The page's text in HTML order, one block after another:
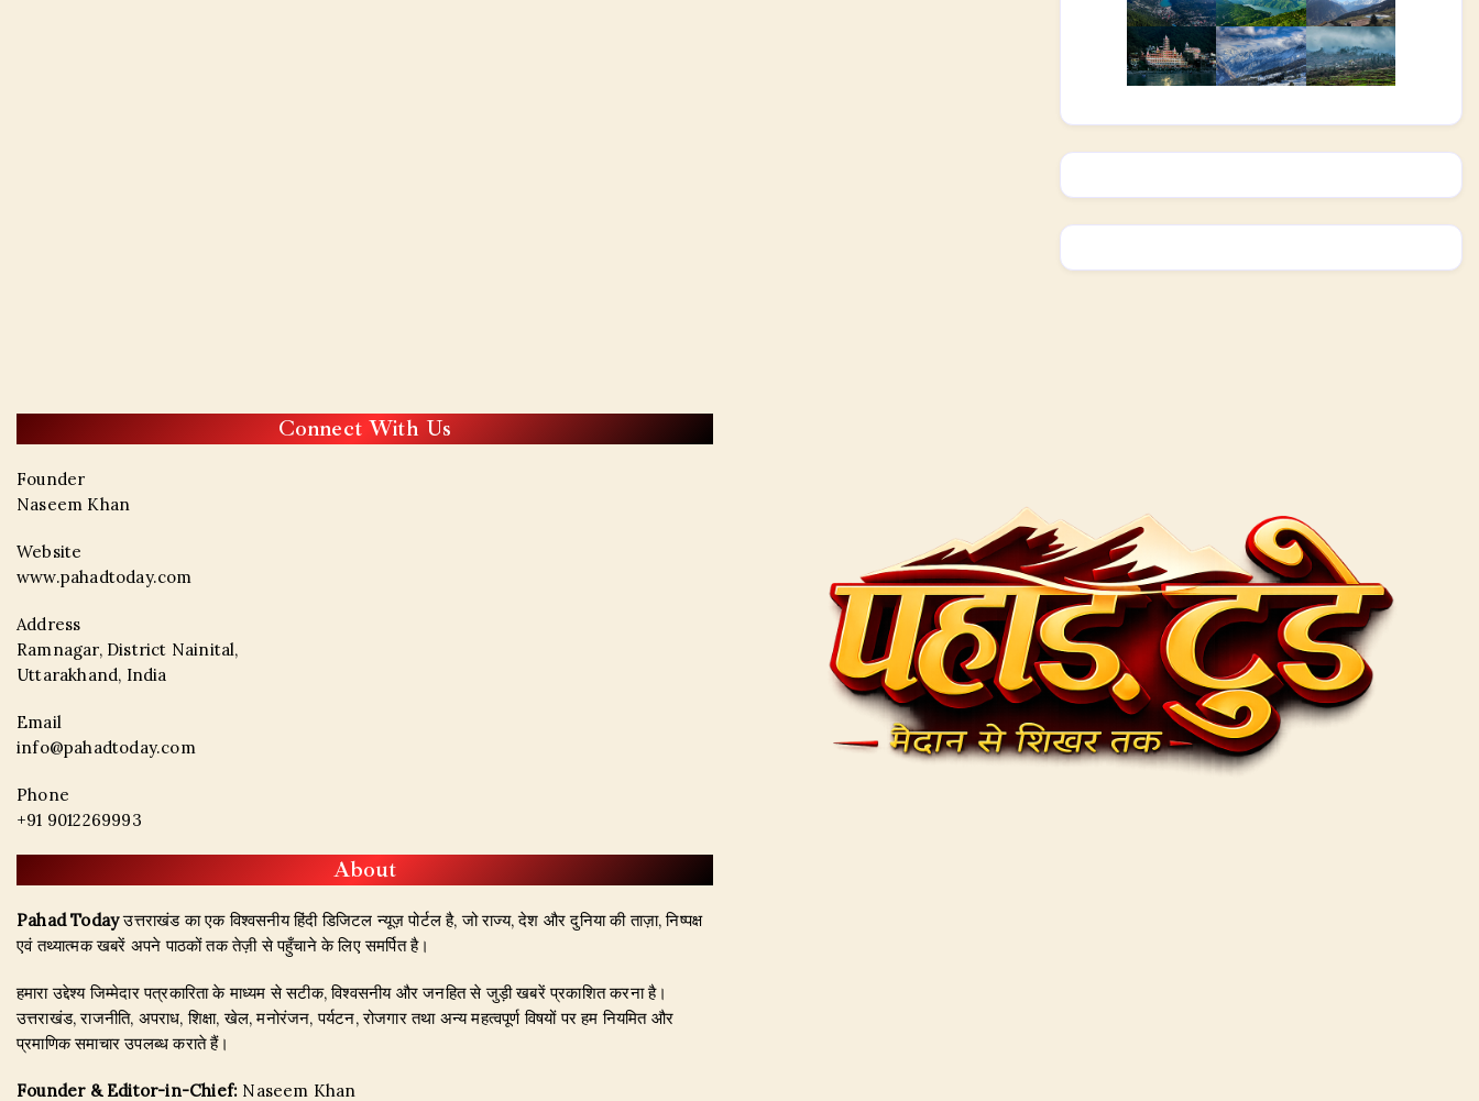
Connect With Us
Founder
Naseem Khan
Website
www.pahadtoday.com
Address
Ramnagar, District Nainital,
Uttarakhand, India
Email
info@pahadtoday.com
Phone
+91 9012269993
About
Pahad Todayउत्तराखंड का एक विश्वसनीय हिंदी डिजिटल न्यूज़ पोर्टल है, जो राज्य, देश और दुनिया की ताज़ा, निष्पक्ष
एवं तथ्यात्मक खबरें अपने पाठकों तक तेज़ी से पहुँचाने के लिए समर्पित है।
हमारा उद्देश्य जिम्मेदार पत्रकारिता के माध्यम से सटीक, विश्वसनीय और जनहित से जुड़ी खबरें प्रकाशित करना है।
उत्तराखंड, राजनीति, अपराध, शिक्षा, खेल, मनोरंजन, पर्यटन, रोजगार तथा अन्य महत्वपूर्ण विषयों पर हम नियमित और
प्रमाणिक समाचार उपलब्ध कराते हैं।
Founder & Editor-in-Chief: Naseem Khan